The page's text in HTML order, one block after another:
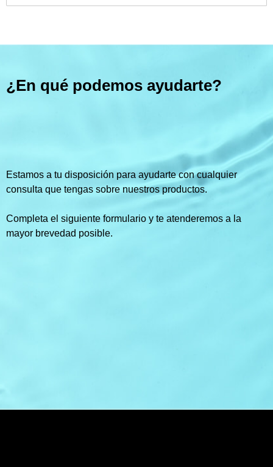
¿En qué podemos ayudarte?
Estamos a tu disposición para ayudarte con cualquier
consulta que tengas sobre nuestros productos.
Completa el siguiente formulario y te atenderemos a la
mayor brevedad posible.